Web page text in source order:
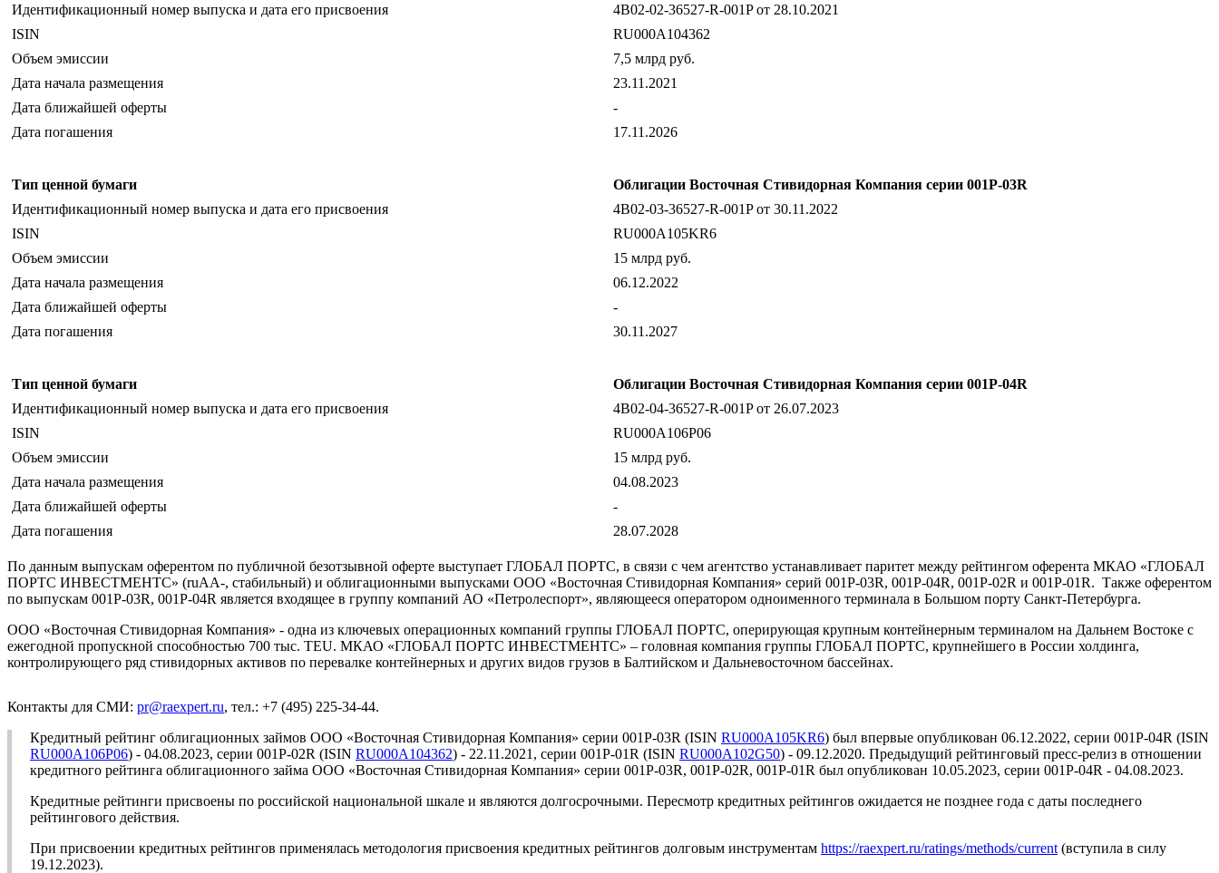
Идентификационный номер выпуска и дата его присвоения
4B02-02-36527-R-001P от 28.10.2021
ISIN
RU000A104362
Объем эмиссии
7,5 млрд руб.
Дата начала размещения
23.11.2021
Дата ближайшей оферты
-
Дата погашения
17.11.2026
Тип ценной бумаги
Облигации Восточная Стивидорная Компания серии 001Р-03R
Идентификационный номер выпуска и дата его присвоения
4B02-03-36527-R-001P от 30.11.2022
ISIN
RU000A105KR6
Объем эмиссии
15 млрд руб.
Дата начала размещения
06.12.2022
Дата ближайшей оферты
-
Дата погашения
30.11.2027
Тип ценной бумаги
Облигации Восточная Стивидорная Компания серии 001Р-04R
Идентификационный номер выпуска и дата его присвоения
4B02-04-36527-R-001P от 26.07.2023
ISIN
RU000A106P06
Объем эмиссии
15 млрд руб.
Дата начала размещения
04.08.2023
Дата ближайшей оферты
-
Дата погашения
28.07.2028
По данным выпускам оферентом по публичной безотзывной оферте выступает ГЛОБАЛ ПОРТС, в связи с чем агентство устанавливает паритет между рейтингом оферента МКАО «ГЛОБАЛ
ПОРТС ИНВЕСТМЕНТС» (ruAА-, стабильный) и облигационными выпусками ООО «Восточная Стивидорная Компания» серий 001Р-03R, 001Р-04R, 001Р-02R и 001Р-01R. Также оферентом
по выпускам 001Р-03R, 001Р-04R является входящее в группу компаний АО «Петролеспорт», являющееся оператором одноименного терминала в Большом порту Санкт-Петербурга.
ООО «Восточная Стивидорная Компания» - одна из ключевых операционных компаний группы ГЛОБАЛ ПОРТС, оперирующая крупным контейнерным терминалом на Дальнем Востоке с
ежегодной пропускной способностью 700 тыс. TEU. МКАО «ГЛОБАЛ ПОРТС ИНВЕСТМЕНТС» – головная компания группы ГЛОБАЛ ПОРТС, крупнейшего в России холдинга,
контролирующего ряд стивидорных активов по перевалке контейнерных и других видов грузов в Балтийском и Дальневосточном бассейнах.
Контакты для СМИ: pr@raexpert.ru, тел.: +7 (495) 225-34-44.
Кредитный рейтинг облигационных займов ООО «Восточная Стивидорная Компания» серии 001Р-03R (ISIN RU000A105KR6) был впервые опубликован 06.12.2022, серии 001Р-04R (ISIN
RU000A106P06) - 04.08.2023, серии 001Р-02R (ISIN RU000A104362) - 22.11.2021, серии 001Р-01R (ISIN RU000A102G50) - 09.12.2020. Предыдущий рейтинговый пресс-релиз в отношении
кредитного рейтинга облигационного займа ООО «Восточная Стивидорная Компания» серии 001Р-03R, 001Р-02R, 001Р-01R был опубликован 10.05.2023, серии 001Р-04R - 04.08.2023.
Кредитные рейтинги присвоены по российской национальной шкале и являются долгосрочными. Пересмотр кредитных рейтингов ожидается не позднее года с даты последнего
рейтингового действия.
При присвоении кредитных рейтингов применялась методология присвоения кредитных рейтингов долговым инструментам https://raexpert.ru/ratings/methods/current (вступила в силу
19.12.2023).